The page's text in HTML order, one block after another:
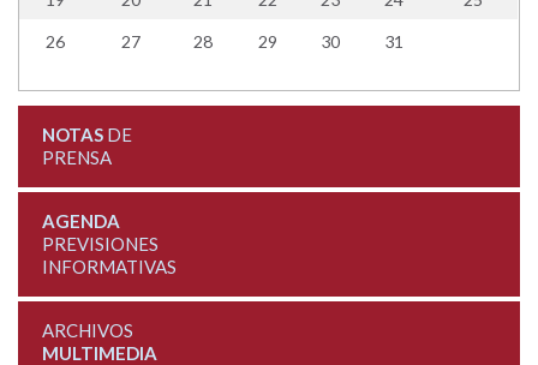
26 27 28 29 30 31
NOTASDE
PRENSA
AGENDA
PREVISIONES
INFORMATIVAS
ARCHIVOS
MULTIMEDIA